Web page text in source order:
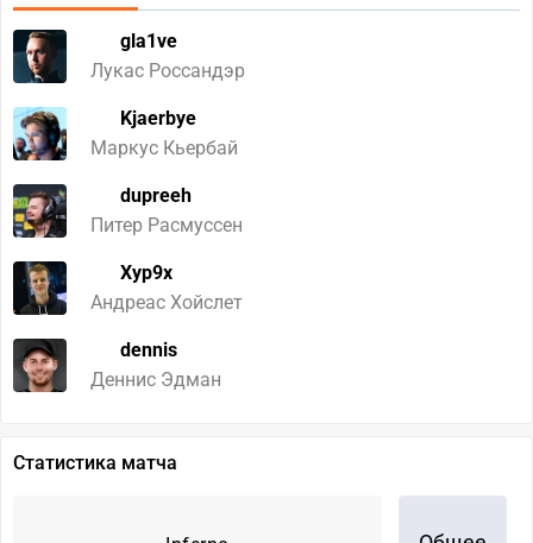
gla1ve
Лукас Россандэр
Kjaerbye
Маркус Кьербай
dupreeh
Питер Расмуссен
Xyp9x
Андреас Хойслет
dennis
Деннис Эдман
Статистика матча